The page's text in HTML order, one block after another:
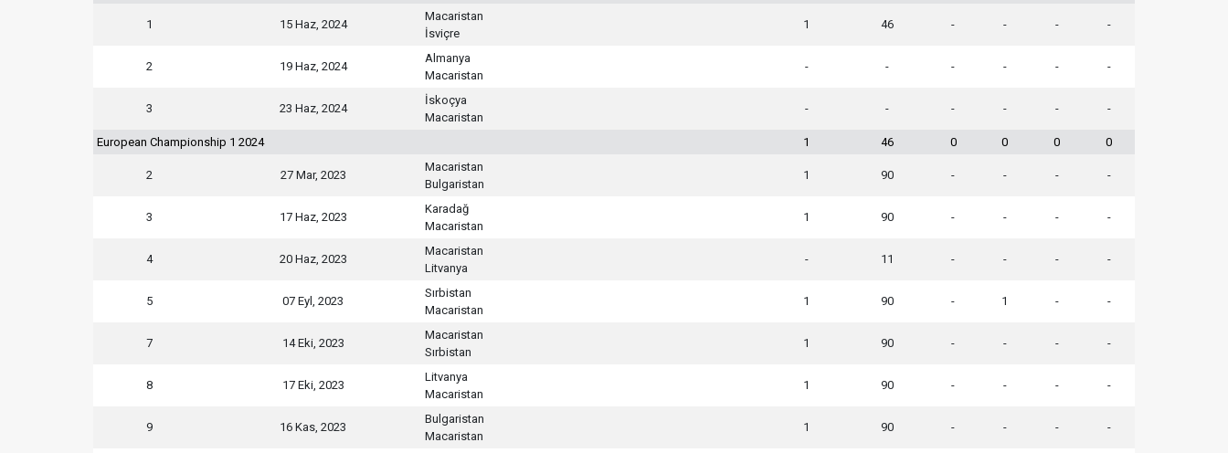
1 15 Haz, 2024
Macaristan
İsviçre
1 46 - - - -
2 19 Haz, 2024
Almanya
Macaristan
- - - - - -
3 23 Haz, 2024
İskoçya
Macaristan
- - - - - -
European Championship 1 2024 1 46 0 0 0 0
2 27 Mar, 2023
Macaristan
Bulgaristan
1 90 - - - -
3 17 Haz, 2023
Karadağ
Macaristan
1 90 - - - -
4 20 Haz, 2023
Macaristan
Litvanya
- 11 - - - -
5 07 Eyl, 2023
Sırbistan
Macaristan
1 90 - 1 - -
7 14 Eki, 2023
Macaristan
Sırbistan
1 90 - - - -
8 17 Eki, 2023
Litvanya
Macaristan
1 90 - - - -
9 16 Kas, 2023
Bulgaristan
Macaristan
1 90 - - - -